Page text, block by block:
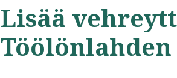
Lisää